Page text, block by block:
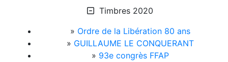
Timbres 2020
» Ordre de la Libération 80 ans
» GUILLAUME LE CONQUERANT
» 93e congrès FFAP